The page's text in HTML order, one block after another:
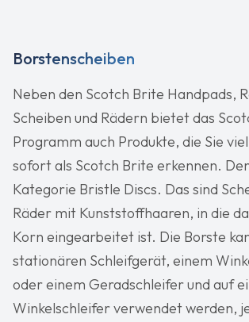
Borstenscheiben
Neben den Scotch Brite Handpads,
Scheiben und Rädern bietet das
Programm auch Produkte, die Sie
sofort als Scotch Brite erkennen.
Kategorie Bristle Discs. Das sind
Räder mit Kunststoffhaaren, in die
Korn eingearbeitet ist. Die Borste
stationären Schleifgerät, einem
oder einem Geradschleifer und auf
Winkelschleifer verwendet werden,